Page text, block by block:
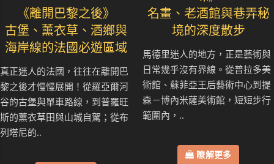
《離開巴黎之後》
古堡、薰衣草、酒鄉與
海岸線的法國必遊區域
真正迷人的法國，往往在離開巴
黎之後才慢慢展開！從羅亞爾河
谷的古堡與單車路線，到普羅旺
斯的薰衣草田與山城自駕；從布
列塔尼的..
名畫、老酒館與巷弄秘
境的深度散步
馬德里迷人的地方，正是藝術與
日常幾乎沒有界線。從普拉多美
術館、蘇菲亞王后藝術中心到提
森－博內米薩美術館，短短步行
範圍內，..
瞭解更多